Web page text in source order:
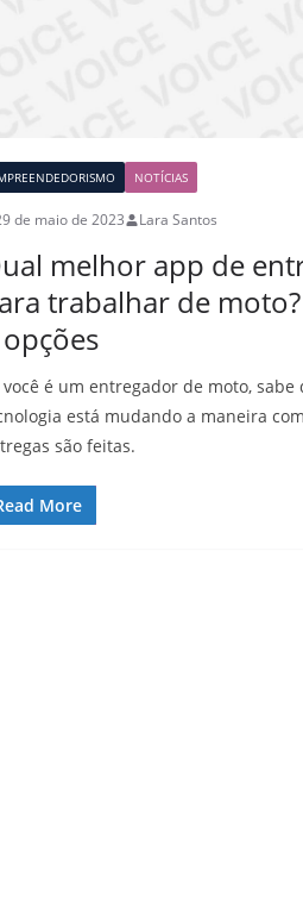
NOTÍCIAS
de maio de 2023 Lara Santos
melhor app de
trabalhar de
você é um entregador de moto, sabe
está mudando a maneira
são feitas.
More